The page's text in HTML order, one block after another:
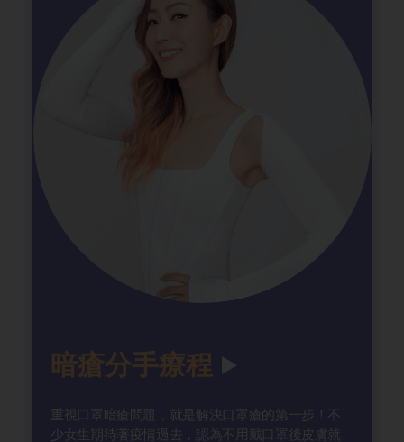
暗瘡分手療程
重視口罩暗瘡問題，就是解決口罩瘡的第一步！不
少女生期待著疫情過去，認為不用戴口罩後皮膚就